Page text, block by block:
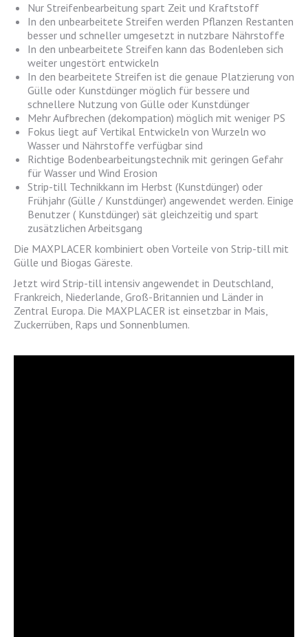
Nur Streifenbearbeitung spart Zeit und Kraftstoff
In den unbearbeitete Streifen werden Pflanzen Restanten
besser und schneller umgesetzt in nutzbare Nährstoffe
In den unbearbeitete Streifen kann das Bodenleben sich
weiter ungestört entwickeln
In den bearbeitete Streifen ist die genaue Platzierung von
Gülle oder Kunstdünger möglich für bessere und
schnellere Nutzung von Gülle oder Kunstdünger
Mehr Aufbrechen (dekompation) möglich mit weniger PS
Fokus liegt auf Vertikal Entwickeln von Wurzeln wo
Wasser und Nährstoffe verfügbar sind
Richtige Bodenbearbeitungstechnik mit geringen Gefahr
für Wasser und Wind Erosion
Strip-till Technikkann im Herbst (Kunstdünger) oder
Frühjahr (Gülle / Kunstdünger) angewendet werden. Einige
Benutzer ( Kunstdünger) sät gleichzeitig und spart
zusätzlichen Arbeitsgang
Die MAXPLACER kombiniert oben Vorteile von Strip-till mit
Gülle und Biogas Gäreste.
Jetzt wird Strip-till intensiv angewendet in Deutschland,
Frankreich, Niederlande, Groß-Britannien und Länder in
Zentral Europa. Die MAXPLACER ist einsetzbar in Mais,
Zuckerrüben, Raps und Sonnenblumen.